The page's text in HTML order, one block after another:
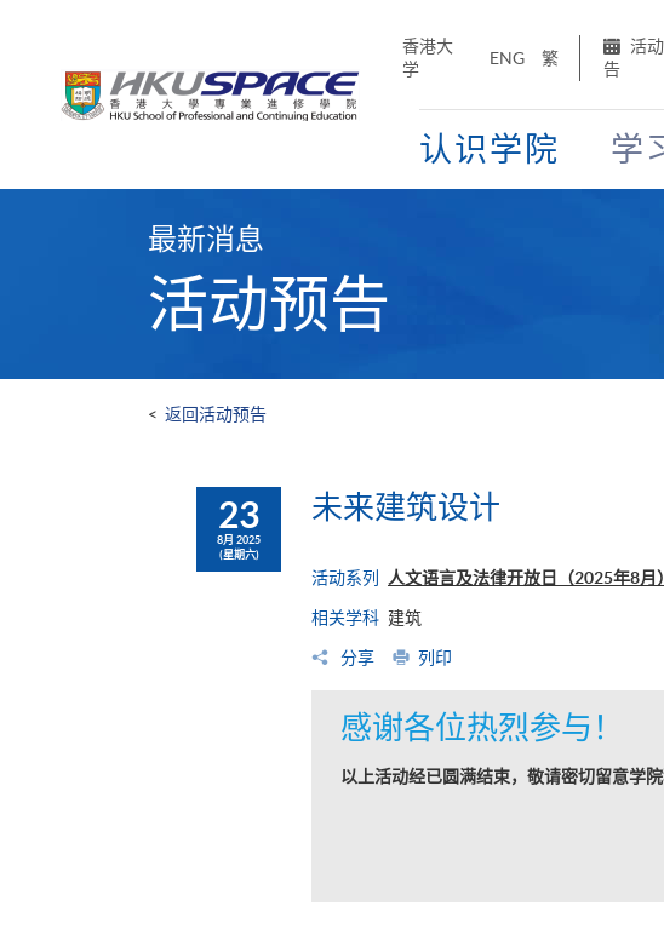
香港大
学
ENG 繁
活
告
认识学院 学
最新消息
活动预告
< 返回活动预告
23
8月 2025
(星期六)
未来建筑设计
活动系列 人文语言及法律开放日（2025年8月）
相关学科 建筑
分享 列印
感谢各位热烈参与！
以上活动经已圆满结束，敬请密切留意学院